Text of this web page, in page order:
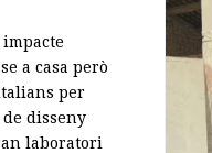
a casa però
per
disseny
laboratori